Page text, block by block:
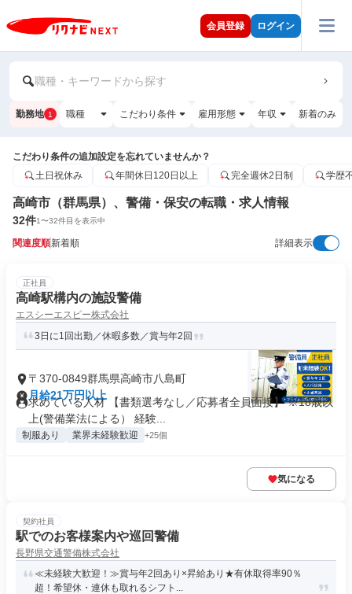
会員登録 ログイン
職種・キーワードから探す
勤務地 1 職種 こだわり条件 雇用形態 年収 新着のみ
こだわり条件の追加設定を忘れていませんか？
土日祝休み
年間休日120日以上 完全週休2日制 学歴
高崎市（群馬県）、警備・保安の転職・求人情報
32件1〜32件目を表示中
関連度順新着順 詳細表示
正社員
高崎駅構内の施設警備
エスシーエスピー株式会社
3日に1回出勤／休暇多数／賞与年2回
〒370-0849群馬県高崎市八島町
月給21万円以上
求めている人材 【書類選考なし／応募者全員面接】 ※18歳以
上(警備業法による） 経験...
制服あり 業界未経験歓迎 +25個
気になる
契約社員
駅でのお客様案内や巡回警備
長野県交通警備株式会社
≪未経験大歓迎！≫賞与年2回あり×昇給あり★有休取得率90％
超！希望休・連休も取れるシフト...